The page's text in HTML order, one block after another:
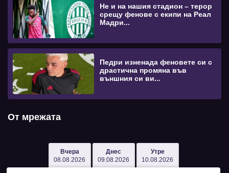
Не и на нашия стадион – терор
срещу фенове с екипи на Реал
Мадри...
Педри изненада феновете си с
драстична промяна във
външния си ви...
От мрежата
Вчера
08.08.2026
Днес
09.08.2026
Утре
10.08.2026